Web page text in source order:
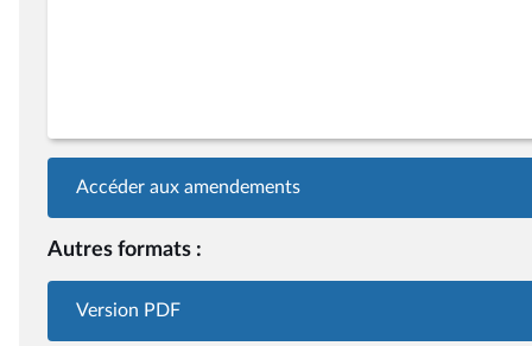
Accéder aux amendements
Autres formats :
Version PDF